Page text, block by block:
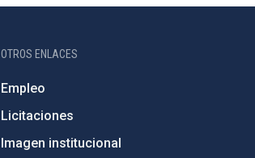
OTROS ENLACES
Empleo
Licitaciones
Imagen institucional